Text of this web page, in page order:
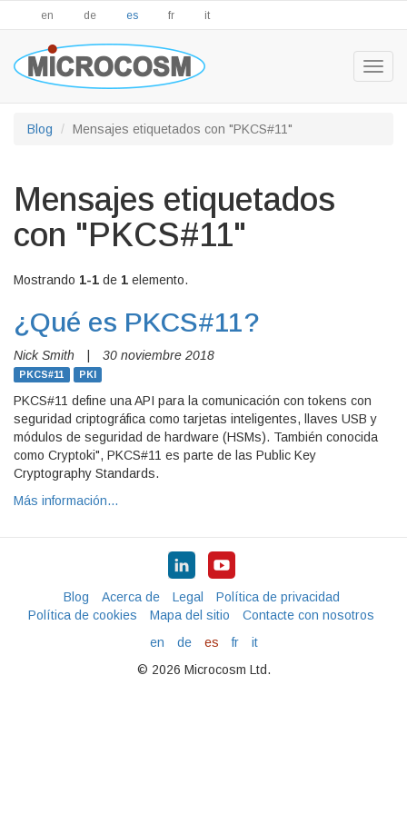
en de es fr it
Blog Mensajes etiquetados con "PKCS#11"
Mensajes etiquetados
con "PKCS#11"
Mostrando 1-1 de 1 elemento.
¿Qué es PKCS#11?
Nick Smith 30 noviembre 2018
PKCS#11 PKI
PKCS#11 define una API para la comunicación con tokens con
seguridad criptográfica como tarjetas inteligentes, llaves USB y
módulos de seguridad de hardware (HSMs). También conocida
como Cryptoki", PKCS#11 es parte de las Public Key
Cryptography Standards.
Más información…
Blog Acerca de Legal
Política de privacidad
Política de cookies
Mapa del sitio
Contacte con nosotros
en
de es fr
it
© 2026 Microcosm Ltd.